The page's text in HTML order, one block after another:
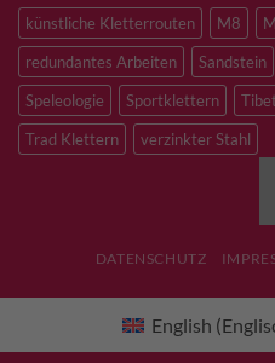
künstliche Kletterrouten
M8
redundantes Arbeiten
Sandstein
Speleologie
Sportklettern
Trad Klettern
verzinkter Stahl
DATENSCHUTZ
English (